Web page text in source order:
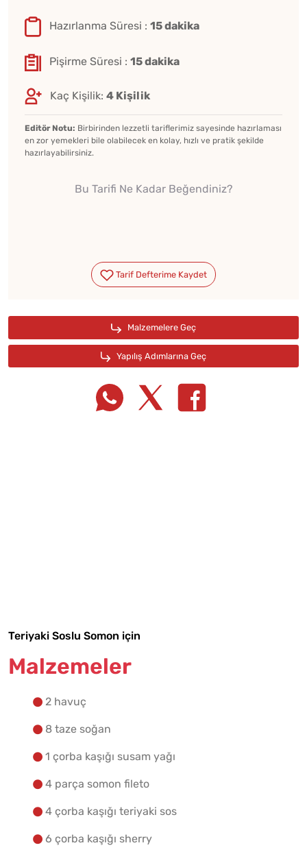
Hazırlanma Süresi : 15 dakika
Pişirme Süresi : 15 dakika
Kaç Kişilik: 4 Kişilik
Editör Notu: Birbirinden lezzetli tariflerimiz sayesinde hazırlaması
en zor yemekleri bile olabilecek en kolay, hızlı ve pratik şekilde
hazırlayabilirsiniz.
Bu Tarifi Ne Kadar Beğendiniz?
Teriyaki Soslu Somon için
Malzemeler
2 havuç
8 taze soğan
1 çorba kaşığı susam yağı
4 parça somon fileto
4 çorba kaşığı teriyaki sos
6 çorba kaşığı sherry